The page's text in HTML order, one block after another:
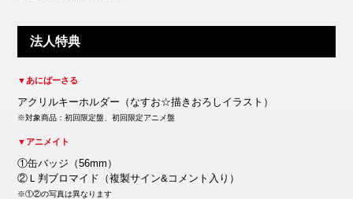
法人特典
▼あにばーさる
アクリルキーホルダー（なすお☆描きおろしイラスト）
※対象商品：初回限定盤、初回限定アニメ盤
▼アニメイト
①缶バッジ（56mm）
②Ｌ判ブロマイド（複製サイン&コメント入り）
※①②の写真は異なります